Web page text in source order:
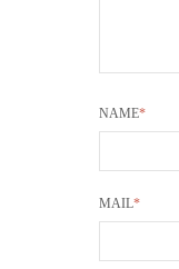
NAME*
MAIL*